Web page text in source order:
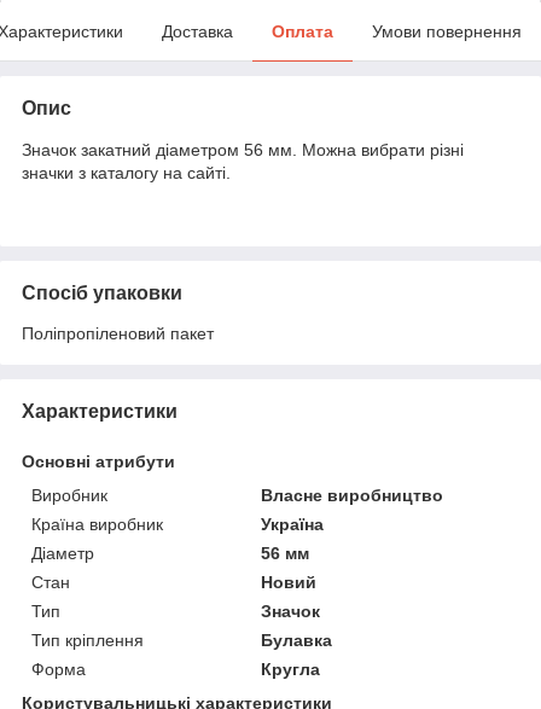
Доставка Оплата Умови повернення
Опис
Значок закатний діаметром 56 мм. Можна вибрати різні
значки з каталогу на сайті.
Спосіб упаковки
Поліпропіленовий пакет
Характеристики
Основні атрибути
Виробник
Власне виробництво
Країна виробник
Україна
Діаметр
56 мм
Стан
Новий
Тип
Значок
Тип кріплення
Булавка
Форма
Кругла
Користувальницькі характеристики